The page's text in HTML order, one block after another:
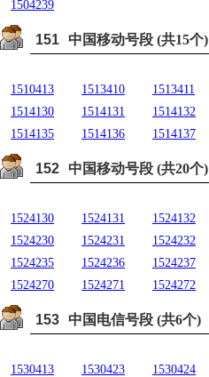
1504239
151 中国移动号段 (共15个)
1510413 1513410 1513411
1514130
1514131 1514132
1514135
1514136 1514137
152 中国移动号段 (共20个)
1524130 1524131 1524132
1524230
1524231 1524232
1524235
1524236 1524237
1524270
1524271 1524272
153 中国电信号段 (共6个)
1530413 1530423 1530424